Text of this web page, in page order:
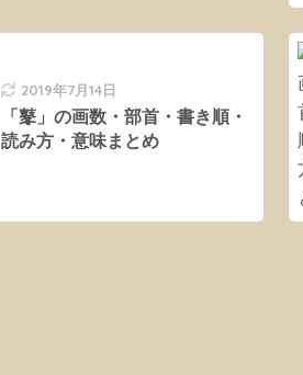
2019年7月14日
「鼕」の画数・部首・書き順・
読み方・意味まとめ